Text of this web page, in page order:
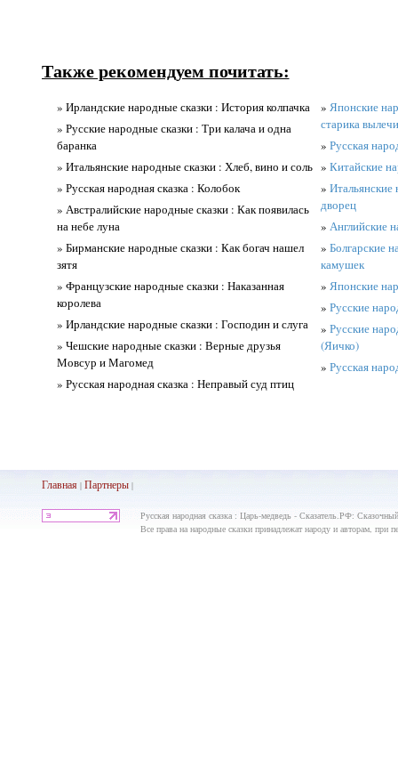
Также рекомендуем почитать:
» Ирландские народные сказки : История колпачка
» Русские народные сказки : Три калача и одна
баранка
» Итальянские народные сказки : Хлеб, вино и соль
» Русская народная сказка : Колобок
» Австралийские народные сказки : Как появилась
на небе луна
» Бирманские народные сказки : Как богач нашел
зятя
» Французские народные сказки : Наказанная
королева
» Ирландские народные сказки : Господин и слуга
» Чешские народные сказки : Верные друзья
Мовсур и Магомед
» Русская народная сказка : Неправый суд птиц
» Японские
старика
» Русская
» Китайские
» Итальянские
дворец
» Английские
» Болгарские
камушек
» Японские
» Русские
» Русские
(Яичко)
» Русская
Главная| Партнеры|
Русская народная сказка : Царь-медведь - Сказатель.РФ:
Все права на народные сказки принадлежат народу и авторам, при